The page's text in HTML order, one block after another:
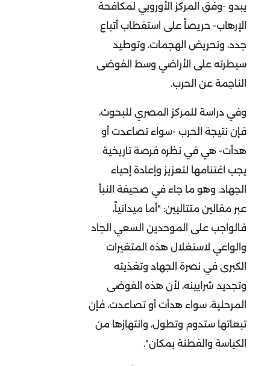
يبدو -وفق المركز الأوروبي لمكافحة
الإرهاب- حريصاً على استقطاب أتباع
جدد، وتحريض الهجمات، وتوطيد
سيطرته على الأراضي وسط الفوضى
الناجمة عن الحرب.
وفي دراسة للمركز المصري للبحوث،
فإن نتيجة الحرب -سواء تصاعدت أو
هدأت- هي في نظره فرصة تاريخية
يجب اغتنامها لتعزيز وإعادة إحياء
الجهاد. وهو ما جاء في صحيفة النبأ
عبر مقالين متتاليين: "أما ميدانياً،
فالواجب على الموحدين السعي الجاد
والواعي لاستغلال هذه المتغيرات
الكبرى في نصرة الجهاد وتغذيته
وتجديد شرايينه، لأن هذه الفوضى
المرحلية، سواء هدأت أو تصاعدت، فإن
تبعاتها ستدوم وتطول، وانتهازها من
الكياسة والفطنة بمكان"
.